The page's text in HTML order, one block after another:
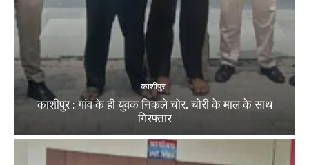
काशीपुर
काशीपुर : गांव के ही युवक निकले चोर, चोरी के माल के साथ
गिरफ्तार